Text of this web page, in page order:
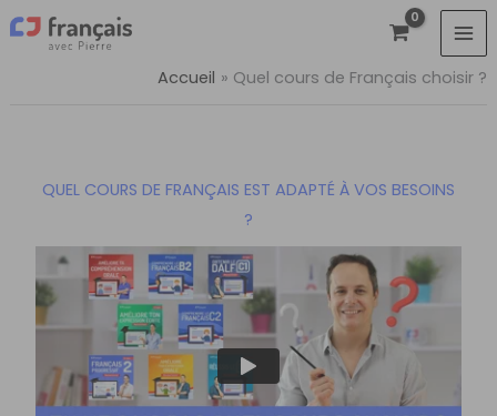
Aller
au
Accueil Quel cours de Français choisir ?
QUEL COURS DE FRANÇAIS EST ADAPTÉ À VOS BESOINS
?